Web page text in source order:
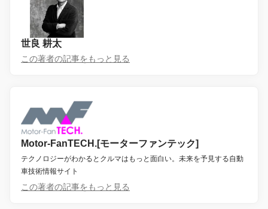
世良 耕太
この著者の記事をもっと見る
Motor-FanTECH.[モーターファンテック]
テクノロジーがわかるとクルマはもっと面白い。未来を予見する自動
車技術情報サイト
この著者の記事をもっと見る